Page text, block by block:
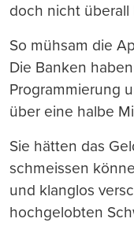
doch nicht überall
So mühsam die
Die Banken
Programmierung
über eine halbe
Sie hätten das
schmeissen
und klanglos
hochgelobten